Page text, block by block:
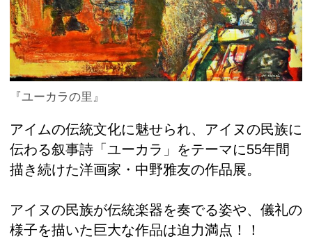
『ユーカラの里』
アイムの伝統文化に魅せられ、アイヌの民族に
伝わる叙事詩「ユーカラ」をテーマに55年間
描き続けた洋画家・中野雅友の作品展。
アイヌの民族が伝統楽器を奏でる姿や、儀礼の
様子を描いた巨大な作品は迫力満点！！